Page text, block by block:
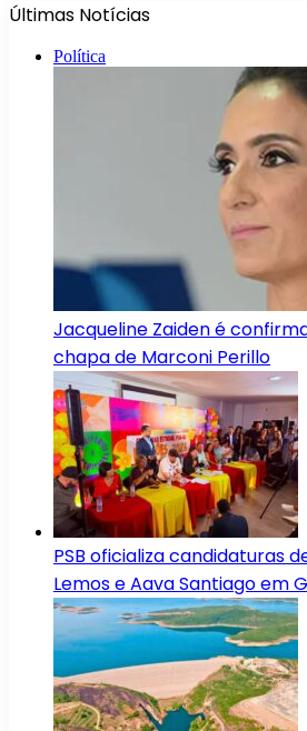
Últimas Notícias
Política
Jacqueline Zaiden é
chapa de Marconi Perillo
PSB oficializa candidaturas
Lemos e Aava Santiago em